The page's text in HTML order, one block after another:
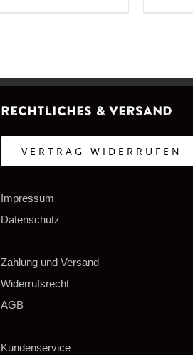
Rechtliches & Versand
VERTRAG WIDERRUFEN
Impressum
Datenschutz
Zahlung und Versand
Widerrufsrecht
AGB
Kundenservice